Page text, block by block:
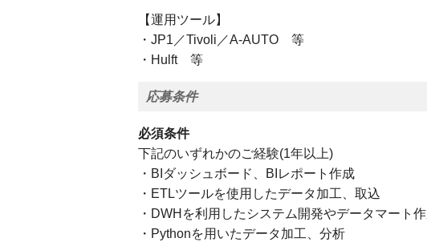
【運用ツール】
・JP1／Tivoli／A-AUTO 等
・Hulft 等
応募条件
必須条件
下記のいずれかのご経験(1年以上)
・BIダッシュボード、BIレポート作成
・ETLツールを使用したデータ加工、取込
・DWHを利用したシステム開発やデータマート
・Pythonを用いたデータ加工、分析